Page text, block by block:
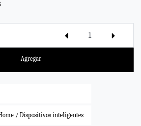
Agregar
/ Dispositivos inteligentes